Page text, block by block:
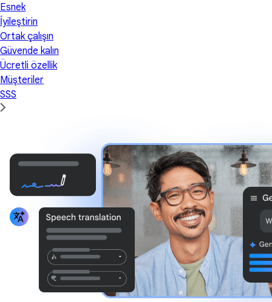
Esnek
İyileştirin
Ortak çalışın
Güvende kalın
Ücretli özellik
Müşteriler
SSS